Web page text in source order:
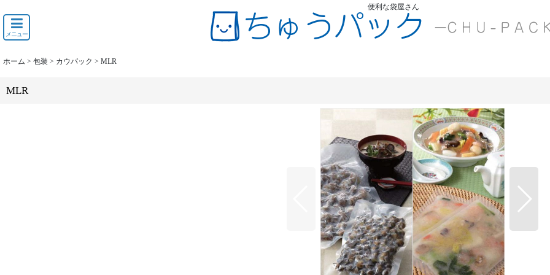
便利な袋屋さん
メニュー
ホーム > 包装 > カウパック > MLR
MLR